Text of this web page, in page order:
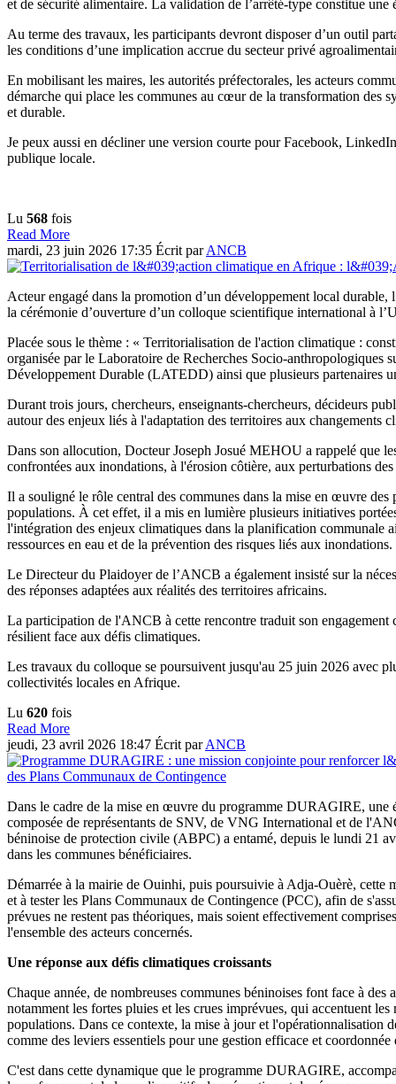
et de sécurité alimentaire. La validation de l’arrêté-type constitue
Au terme des travaux, les participants devront disposer d’un outil
les conditions d’une implication accrue du secteur privé
En mobilisant les maires, les autorités préfectorales, les acteurs
démarche qui place les communes au cœur de la transformation des
et durable.
Je peux aussi en décliner une version courte pour Facebook,
publique locale.
Lu 568 fois
Read More
mardi, 23 juin 2026 17:35 Écrit parANCB
Acteur engagé dans la promotion d’un développement local
la cérémonie d’ouverture d’un colloque scientifique international à
Placée sous le thème : « Territorialisation de l'action climatique :
organisée par le Laboratoire de Recherches Socio-
Développement Durable (LATEDD) ainsi que plusieurs partenaires
Durant trois jours, chercheurs, enseignants-chercheurs, décideurs
autour des enjeux liés à l'adaptation des territoires aux changements
Dans son allocution, Docteur Joseph Josué MEHOU a rappelé que
confrontées aux inondations, à l'érosion côtière, aux perturbations
Il a souligné le rôle central des communes dans la mise en œuvre
populations. À cet effet, il a mis en lumière plusieurs initiatives
l'intégration des enjeux climatiques dans la planification communale
ressources en eau et de la prévention des risques liés aux inondations.
Le Directeur du Plaidoyer de l’ANCB a également insisté sur la
des réponses adaptées aux réalités des territoires africains.
La participation de l'ANCB à cette rencontre traduit son
résilient face aux défis climatiques.
Les travaux du colloque se poursuivent jusqu'au 25 juin 2026 avec
collectivités locales en Afrique.
Lu 620 fois
Read More
jeudi, 23 avril 2026 18:47 Écrit parANCB
Dans le cadre de la mise en œuvre du programme DURAGIRE, une
composée de représentants de SNV, de VNG International et de
béninoise de protection civile (ABPC) a entamé, depuis le lundi 21
dans les communes bénéficiaires.
Démarrée à la mairie de Ouinhi, puis poursuivie à Adja-Ouèrè, cette
et à tester les Plans Communaux de Contingence (PCC), afin de
prévues ne restent pas théoriques, mais soient effectivement
l'ensemble des acteurs concernés.
Une réponse aux défis climatiques croissants
Chaque année, de nombreuses communes béninoises font face à des
notamment les fortes pluies et les crues imprévues, qui accentuent les
populations. Dans ce contexte, la mise à jour et l'opérationnalisation
comme des leviers essentiels pour une gestion efficace et coordonnée
C'est dans cette dynamique que le programme DURAGIRE,